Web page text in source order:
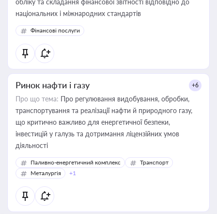
обліку та складання фінансової звітності відповідно до
національних і міжнародних стандартів
Фінансові послуги
Ринок нафти і газу +6
Про що тема: Про регулювання видобування, обробки,
транспортування та реалізації нафти й природного газу,
що критично важливо для енергетичної безпеки,
інвестицій у галузь та дотримання ліцензійних умов
діяльності
Паливно-енергетичний комплекс
Транспорт
Металургія
+1